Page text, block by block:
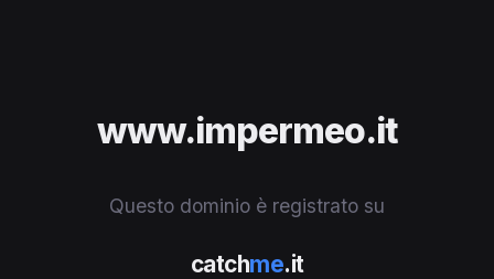
www.impermeo.it
Questo dominio è registrato su
catchme.it